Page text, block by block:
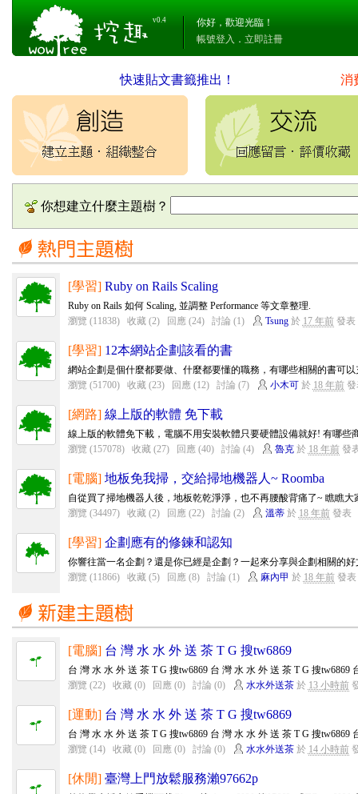
v0.4
你好，歡迎光臨！
帳號登入 ． 立即註冊
快速貼文書籤推出！ 消
你想建立什麼主題樹？
[學習] Ruby on Rails Scaling
Ruby on Rails 如何 Scaling, 並調整 Performance 等文章整理.
瀏覽 (11838)
收藏 (2) 回應 (24) 討論 (1) Tsung於 17 年前發表
[學習] 12本網站企劃該看的書
網站企劃是個什麼都要做、什麼都要懂的職務，有哪些相關的書可
瀏覽 (51700)
收藏 (23) 回應 (12) 討論 (7) 小木可於 18 年前發
[網路] 線上版的軟體 免下載
線上版的軟體免下載，電腦不用安裝軟體只要硬體設備就好! 有哪些
瀏覽 (157078)
收藏 (27) 回應 (40) 討論 (4) 魯克於 18 年前發
[電腦] 地板免我掃，交給掃地機器人~ Roomba
自從買了掃地機器人後，地板乾乾淨淨，也不再腰酸背痛了~ 瞧瞧大
瀏覽 (34497)
收藏 (2) 回應 (22) 討論 (2) 溫蒂於 18 年前發表
[學習] 企劃應有的修鍊和認知
你響往當一名企劃？還是你已經是企劃？一起來分享與企劃相關的好
瀏覽 (11866)
收藏 (5) 回應 (8) 討論 (1) 麻內甲 於 18 年前發表
[電腦] 台 灣 水 水 外 送 茶 T G 搜tw6869
台 灣 水 水 外 送 茶 T G 搜tw6869 台 灣 水 水 外 送 茶 T G 搜tw6869
瀏覽 (22)
收藏 (0) 回應 (0) 討論 (0) 水水外送茶於 13 小時前
[運動] 台 灣 水 水 外 送 茶 T G 搜tw6869
台 灣 水 水 外 送 茶 T G 搜tw6869 台 灣 水 水 外 送 茶 T G 搜tw6869
瀏覽 (14)
收藏 (0) 回應 (0) 討論 (0) 水水外送茶於 14 小時前
[休閒] 臺灣上門放鬆服務瀨97662p